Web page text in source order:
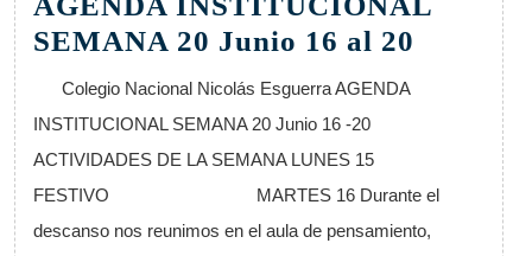
2026
SEMANA 20 Junio 16 al 20
Junio
16
Colegio Nacional Nicolás Esguerra AGENDA
INSTITUCIONAL SEMANA 20 Junio 16 -20
ACTIVIDADES DE LA SEMANA LUNES 15
FESTIVO MARTES 16 Durante el
descanso nos reunimos en el aula de pensamiento,